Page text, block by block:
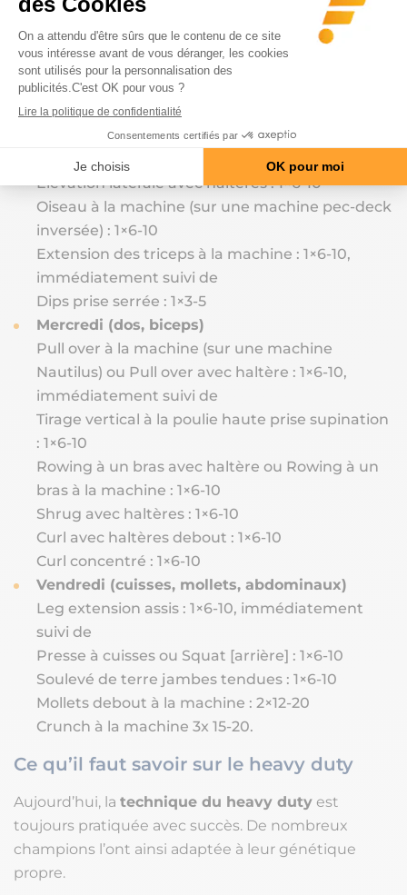
Lundi (pectoraux, épaules, triceps)
Peck-deck ou Écarté couché : 1×6-10
immédiatement suivi de
Développé incliné (sur une machine Smith, si
possible) : 1×1-3
Développé militaire : 1×6-10
Élévation latérale avec haltères : 1×6-10
Oiseau à la machine (sur une machine pec-deck
inversée) : 1×6-10
Extension des triceps à la machine : 1×6-10,
immédiatement suivi de
Dips prise serrée : 1×3-5
Mercredi (dos, biceps)
Pull over à la machine (sur une machine
Nautilus) ou Pull over avec haltère : 1×6-10,
immédiatement suivi de
Tirage vertical à la poulie haute prise supination
: 1×6-10
Rowing à un bras avec haltère ou Rowing à un
bras à la machine : 1×6-10
Shrug avec haltères : 1×6-10
Curl avec haltères debout : 1×6-10
Curl concentré : 1×6-10
Vendredi (cuisses, mollets, abdominaux)
Leg extension assis : 1×6-10, immédiatement
suivi de
Presse à cuisses ou Squat [arrière] : 1×6-10
Soulevé de terre jambes tendues : 1×6-10
Mollets debout à la machine : 2×12-20
Crunch à la machine 3x 15-20.
Ce qu’il faut savoir sur le heavy duty
Aujourd’hui, la technique du heavy duty est
toujours pratiquée avec succès. De nombreux
champions l’ont ainsi adaptée à leur génétique
propre.